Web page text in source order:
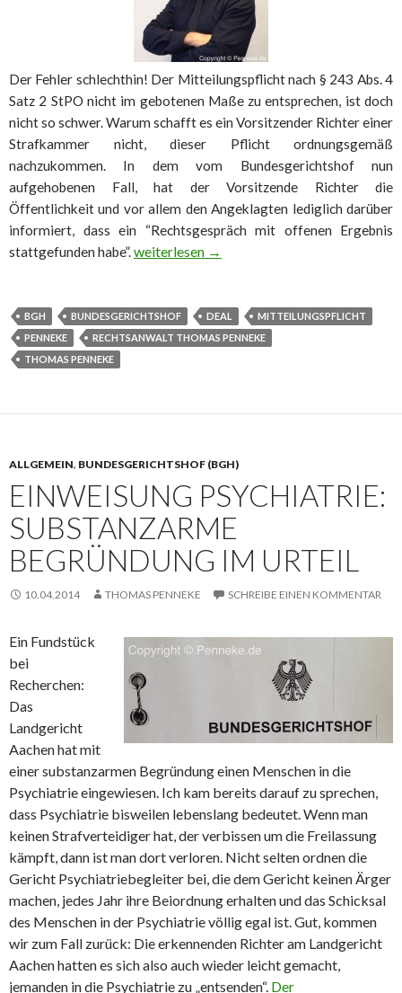
Der Fehler schlechthin! Der Mitteilungspflicht nach § 243 Abs. 4
Satz 2 StPO nicht im gebotenen Maße zu entsprechen, ist doch
nicht so schwer. Warum schafft es ein Vorsitzender Richter einer
Strafkammer nicht, dieser Pflicht ordnungsgemäß
nachzukommen. In dem vom Bundesgerichtshof nun
aufgehobenen Fall, hat der Vorsitzende Richter die
Öffentlichkeit und vor allem den Angeklagten lediglich darüber
informiert, dass ein “Rechtsgespräch mit offenen Ergebnis
stattgefunden habe”.Verstoß gegen Mitteilungspflicht beim
weiterlesen →
BGH BUNDESGERICHTSHOF DEAL
MITTEILUNGSPFLICHT
PENNEKE
RECHTSANWALT THOMAS PENNEKE
THOMAS PENNEKE
ALLGEMEIN, BUNDESGERICHTSHOF (BGH)
EINWEISUNG PSYCHIATRIE:
SUBSTANZARME
BEGRÜNDUNG IM URTEIL
10.04.2014 THOMAS PENNEKE SCHREIBE EINEN KOMMENTAR
Ein Fundstück
bei
Recherchen:
Das
Landgericht
Aachen hat mit
einer substanzarmen Begründung einen Menschen in die
Psychiatrie eingewiesen. Ich kam bereits darauf zu sprechen,
dass Psychiatrie bisweilen lebenslang bedeutet. Wenn man
keinen Strafverteidiger hat, der verbissen um die Freilassung
kämpft, dann ist man dort verloren. Nicht selten ordnen die
Gericht Psychiatriebegleiter bei, die dem Gericht keinen Ärger
machen, jedes Jahr ihre Beiordnung erhalten und das Schicksal
des Menschen in der Psychiatrie völlig egal ist. Gut, kommen
wir zum Fall zurück: Die erkennenden Richter am Landgericht
Aachen hatten es sich also auch wieder leicht gemacht,
jemanden in die Psychiatrie zu „entsenden“. Der